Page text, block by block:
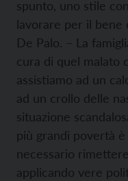
spunto, uno stile
lavorare per il bene
De Palo. – La
cura di quel malato
assistiamo ad un
ad un crollo delle
situazione
più grandi povertà
necessario
applicando vere